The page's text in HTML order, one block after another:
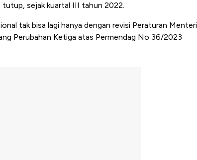
tutup, sejak kuartal III tahun 2022.
tak bisa lagi hanya dengan revisi Peraturan Menteri
Perubahan Ketiga atas Permendag No 36/2023